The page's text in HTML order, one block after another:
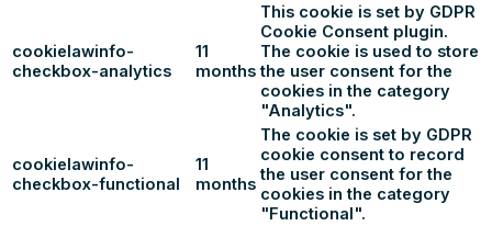
cookielawinfo-
checkbox-analytics
11
months
This cookie is set by GDPR
Cookie Consent plugin.
The cookie is used to store
the user consent for the
cookies in the category
"Analytics".
cookielawinfo-
checkbox-functional
11
months
The cookie is set by GDPR
cookie consent to record
the user consent for the
cookies in the category
"Functional".